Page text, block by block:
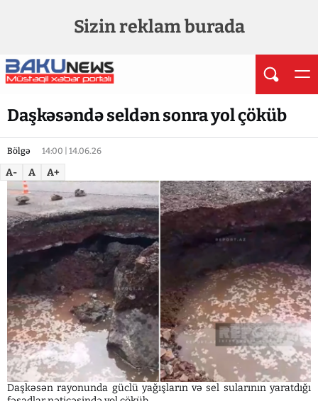
Sizin reklam burada
Daşkəsəndə seldən sonra yol çöküb
Bölgə 14:00 | 14.06.26
A- A A+
Daşkəsən rayonunda güclü yağışların və sel sularının yaratdığı